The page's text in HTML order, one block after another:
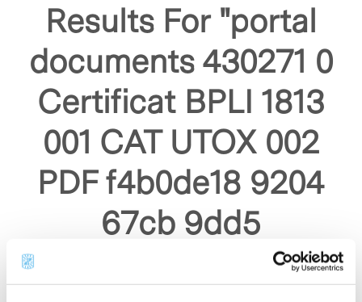
Results For "portal
documents 430271 0
Certificat BPLI 1813
001 CAT UTOX 002
PDF f4b0de18 9204
67cb 9dd5
a7d978ebd819"